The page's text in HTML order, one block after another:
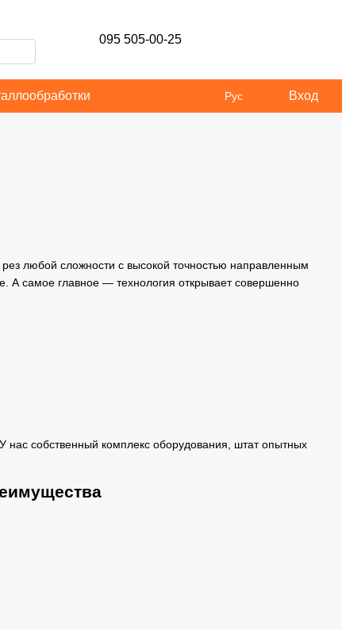
095 505-00-25
Рус Вход
любой сложности с высокой точностью направленным
А самое главное — технология открывает совершенно
нас собственный комплекс оборудования, штат опытных